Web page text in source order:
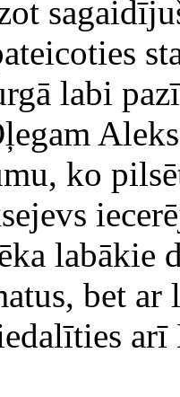
labi
ko
labākie
bet